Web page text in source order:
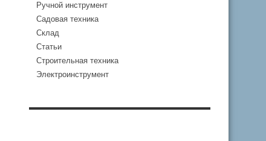
Ручной инструмент
Садовая техника
Склад
Статьи
Строительная техника
Электроинструмент